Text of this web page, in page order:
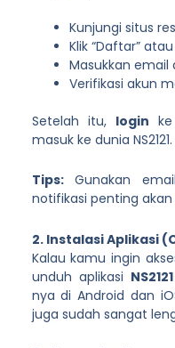
Kunjungi situs
Klik “Daftar” atau
Masukkan email
Verifikasi akun
Setelah itu, login
masuk ke dunia NS2121.
Tips:Gunakan
notifikasi penting akan
2. Instalasi Aplikasi
Kalau kamu ingin
unduh aplikasi
nya di Android dan
juga sudah sangat